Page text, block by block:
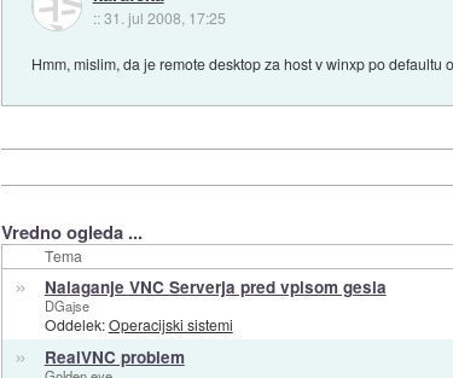
::31. jul 2008, 17:25
Hmm, mislim, da je remote desktop za host v winxp po
Vredno ogleda ...
Tema
» Nalaganje VNC Serverja pred vpisom gesla
DGajse
Oddelek:Operacijski sistemi
» RealVNC problem